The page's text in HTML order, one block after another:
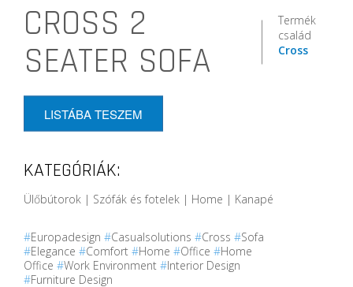
CROSS 2
SEATER SOFA
Termék
család
Cross
LISTÁBA TESZEM
KATEGÓRIÁK:
Ülőbútorok | Szófák és fotelek | Home | Kanapé
#Europadesign #Casualsolutions #Cross #Sofa
#Elegance #Comfort #Home #Office #Home
Office #Work Environment #Interior Design
#Furniture Design